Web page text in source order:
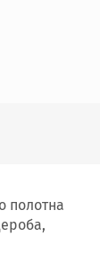
полотна